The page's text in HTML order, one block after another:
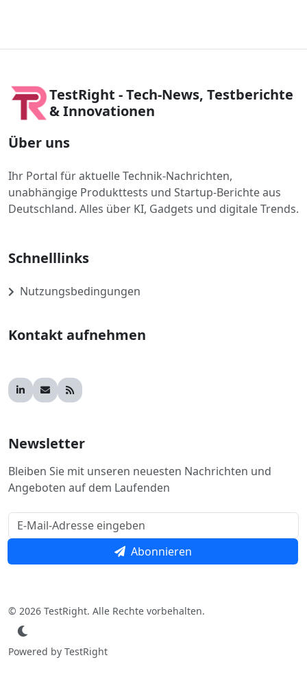
TestRight - Tech-News, Testberichte
& Innovationen
Über uns
Ihr Portal für aktuelle Technik-Nachrichten,
unabhängige Produkttests und Startup-Berichte aus
Deutschland. Alles über KI, Gadgets und digitale Trends.
Schnelllinks
Nutzungsbedingungen
Kontakt aufnehmen
Newsletter
Bleiben Sie mit unseren neuesten Nachrichten und
Angeboten auf dem Laufenden
Abonnieren
© 2026 TestRight. Alle Rechte vorbehalten.
Powered by TestRight